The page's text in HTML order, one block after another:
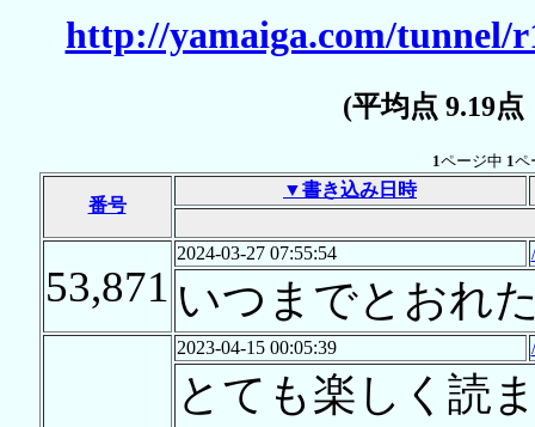
http://yamaiga.com/tunnel/
(平均点 9.19
1ページ中 1ペ
番号
▼書き込み日時
53,871
2024-03-27 07:55:54
いつまでとおれ
2023-04-15 00:05:39
とても楽しく読